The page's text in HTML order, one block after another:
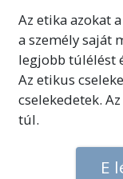
Az etika azokat
a személy saját
legjobb túlélést
Az etikus
cselekedetek.
túl.
E